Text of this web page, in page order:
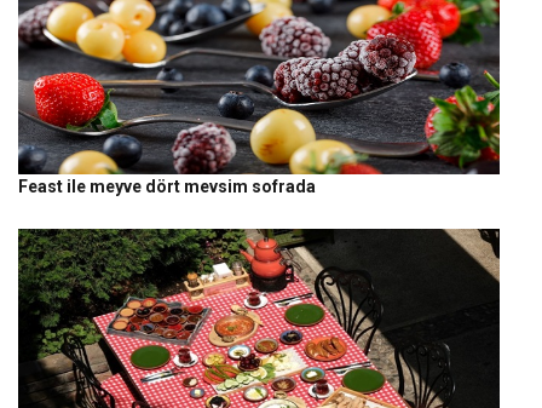
Feast ile meyve dört mevsim sofrada